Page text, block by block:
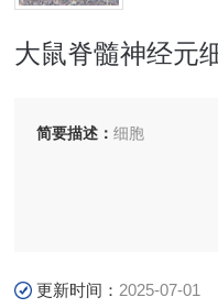
大鼠脊髓神经元
简要描述：细胞
更新时间： 2025-07-01